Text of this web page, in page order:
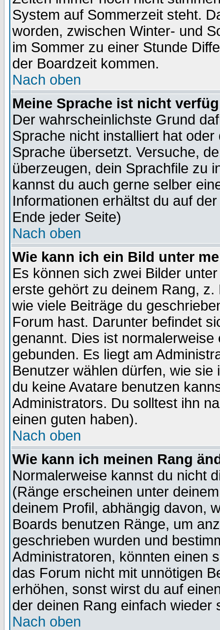
System auf Sommerzeit steht.
worden, zwischen Winter- und
im Sommer zu einer Stunde
der Boardzeit kommen.
Nach oben
Meine Sprache ist nicht
Der wahrscheinlichste Grund
Sprache nicht installiert hat
Sprache übersetzt. Versuche,
überzeugen, dein Sprachfile zu
kannst du auch gerne selber
Informationen erhältst du auf
Ende jeder Seite)
Nach oben
Wie kann ich ein Bild unter
Es können sich zwei Bilder
erste gehört zu deinem Rang,
wie viele Beiträge du
Forum hast. Darunter befindet
genannt. Dies ist
gebunden. Es liegt am
Benutzer wählen dürfen, wie
du keine Avatare benutzen
Administrators. Du solltest ihn
einen guten haben).
Nach oben
Wie kann ich meinen Rang
Normalerweise kannst du nicht
(Ränge erscheinen unter
deinem Profil, abhängig davon,
Boards benutzen Ränge, um
geschrieben wurden und
Administratoren, könnten einen
das Forum nicht mit unnötigen
erhöhen, sonst wirst du auf
der deinen Rang einfach wieder
Nach oben